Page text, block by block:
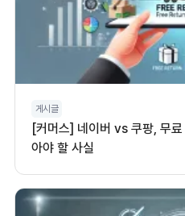
게시글
[커머스] 네이버 vs 쿠팡, 무
아야 할 사실